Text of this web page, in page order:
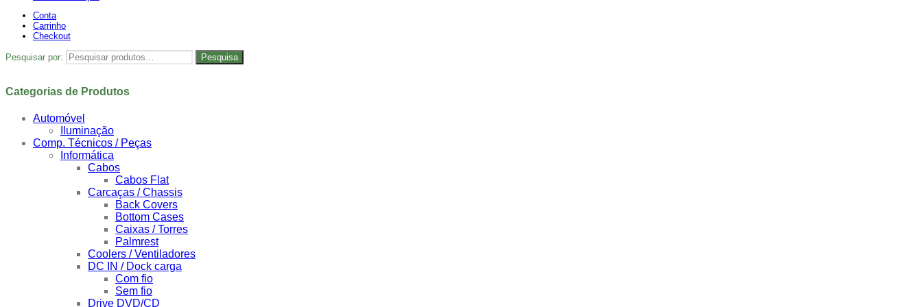
Conta
Carrinho
Checkout
Pesquisar por: Pesquisa
Categorias de Produtos
Automóvel
Iluminação
Comp. Técnicos / Peças
Informática
Cabos
Cabos Flat
Carcaças / Chassis
Back Covers
Bottom Cases
Caixas / Torres
Palmrest
Coolers / Ventiladores
DC IN / Dock carga
Com fio
Sem fio
Drive DVD/CD